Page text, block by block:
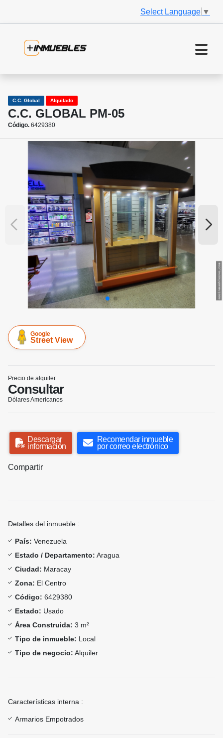
Select Language ▼
C.C. Global Alquilado
C.C. GLOBAL PM-05
Código. 6429380
Google
Street View
Precio de alquiler
Consultar
Dólares Americanos
Descargar
información
Recomendar inmueble
por correo electrónico
Compartir
Detalles del inmueble :
País: Venezuela
Estado / Departamento: Aragua
Ciudad: Maracay
Zona: El Centro
Código: 6429380
Estado: Usado
Área Construida: 3 m²
Tipo de inmueble: Local
Tipo de negocio: Alquiler
Características interna :
Armarios Empotrados